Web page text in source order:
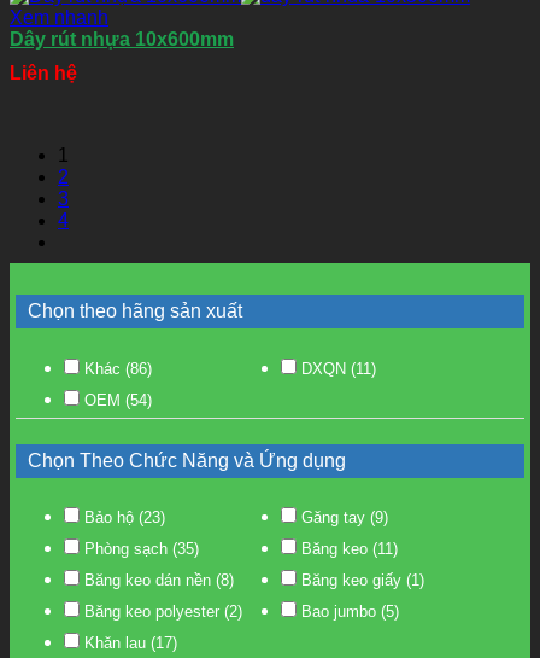
Xem nhanh
Dây rút nhựa 10x600mm
Liên hệ
1
2
3
4
Chọn theo hãng sản xuất
Khác (86) DXQN (11)
OEM (54)
Chọn Theo Chức Năng và Ứng dụng
Bảo hộ (23) Găng tay (9)
Phòng sạch (35) Băng keo (11)
Băng keo dán nền (8) Băng keo giấy (1)
Băng keo polyester (2) Bao jumbo (5)
Khăn lau (17)